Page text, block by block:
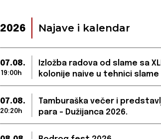
2026 Najave i kalendar
07.08.
19:00h
Izložba radova od slame sa
kolonije naive u tehnici slame
07.08.
20:20h
Tamburaška večer i
para – Dužijanca 2026.